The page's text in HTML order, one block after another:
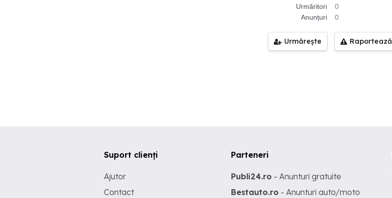
Urmăritori
0
Anunțuri
0
Urmărește Raportează
Suport clienți
Ajutor
Contact
Parteneri
Publi24.ro - Anunturi gratuite
Bestauto.ro - Anunturi auto/moto